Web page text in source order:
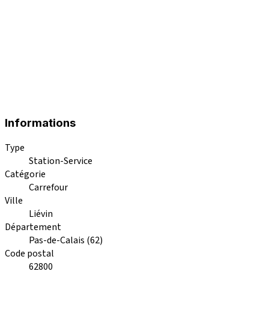
Informations
Type
Station-Service
Catégorie
Carrefour
Ville
Liévin
Département
Pas-de-Calais (62)
Code postal
62800